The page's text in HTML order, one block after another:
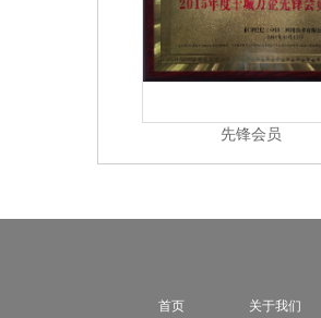
先锋会员
首页 关于我们